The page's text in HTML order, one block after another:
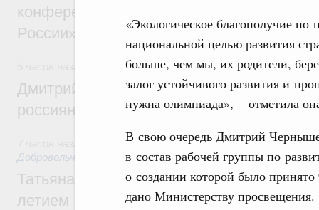
«Экологическое благополучие
национальной целью развития
больше, чем мы, их родители,
залог устойчивого развития и
нужна олимпиада», – отметила
В свою очередь Дмитрий
в состав рабочей группы по
о создании которой было
дано Министерству просвещения.
конференции «Цифровая индустрия
России»
Спорт высших достижений и массовый
Дмитрий Чернышенко и Михаил
россиян с Днём физкультурника
Социальные инновации. Некоммерческие
Добровольчество и волонтёрство. Благотворительность
Татьяна Голикова поздравила
летием